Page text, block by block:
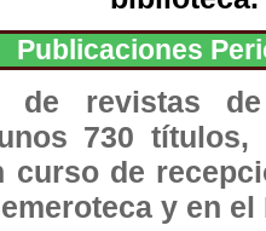
Publicaciones
de revistas
730
curso de
y en el